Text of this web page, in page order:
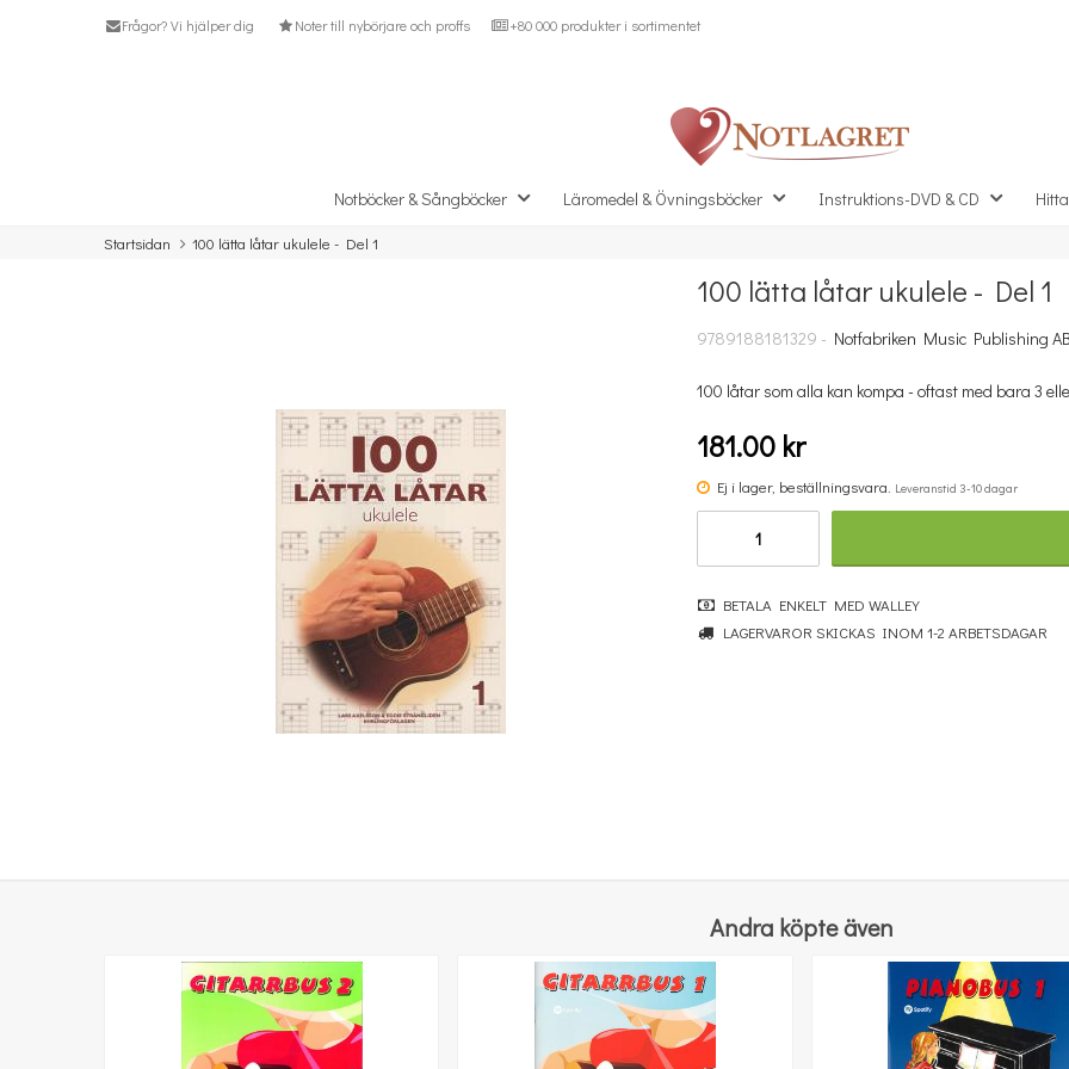
Frågor? Vi hjälper dig Noter till nybörjare och proffs +80 000 produkter i sortimentet
Notböcker & Sångböcker Läromedel & Övningsböcker Instruktions-DVD & CD
Startsidan 100 lätta låtar ukulele - Del 1
Missa inte detta...
100 lätta låtar piano/keyboard - Del 1
100 lätta låtar ukulele - Del 1
9789188181329 - Notfabriken Music Publishing
100 låtar som alla kan kompa - oftast med bara 3
181.00 kr
Ej i lager, beställningsvara. Leveranstid 3-10 dagar
BETALA ENKELT MED WALLEY
LAGERVAROR SKICKAS INOM 1-2 ARBETSDAGAR
Andra köpte även